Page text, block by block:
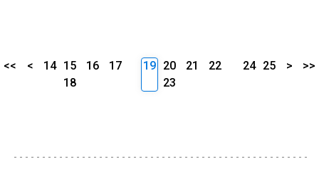
<< < 14 15 16
17
18
19 20 21
22
23
24 25 > >>